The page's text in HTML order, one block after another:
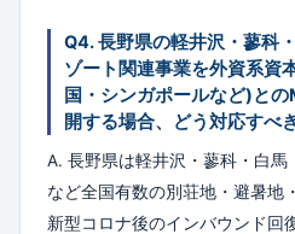
Q4. 長野県の軽井沢・蓼科
ゾート関連事業を外資系資
国・シンガポールなど)と
開する場合、どう対応すべ
A. 長野県は軽井沢・蓼科・白
など全国有数の別荘地・避暑地
新型コロナ後のインバウンド回